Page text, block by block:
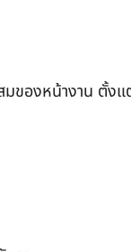
มของหน้างาน ตั้ง